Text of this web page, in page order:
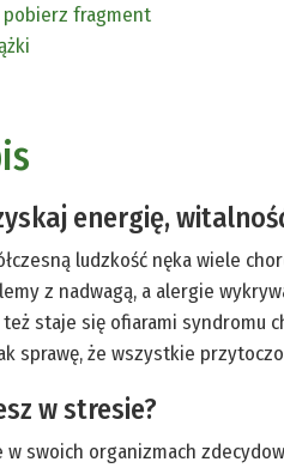
pobierz fragment
energię,
ludzkość nęka wiele
z nadwagą, a alergie
też staje się ofiarami syndromu
sprawę, że wszystkie
w stresie?
w swoich organizmach